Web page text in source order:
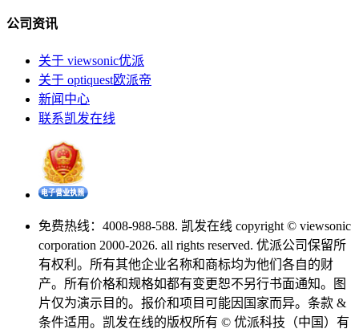
公司资讯
关于 viewsonic优派
关于 optiquest欧派帝
新闻中心
联系凯发在线
免费热线：4008-988-588. 凯发在线 copyright © viewsonic
corporation 2000-2026. all rights reserved. 优派公司保留所
有权利。所有其他企业名称和商标均为他们各自的财
产。所有价格和规格如都有变更恕不另行书面通知。图
片仅为演示目的。报价和项目可能因国家而异。条款 &
条件适用。凯发在线的版权所有 © 优派科技（中国）有